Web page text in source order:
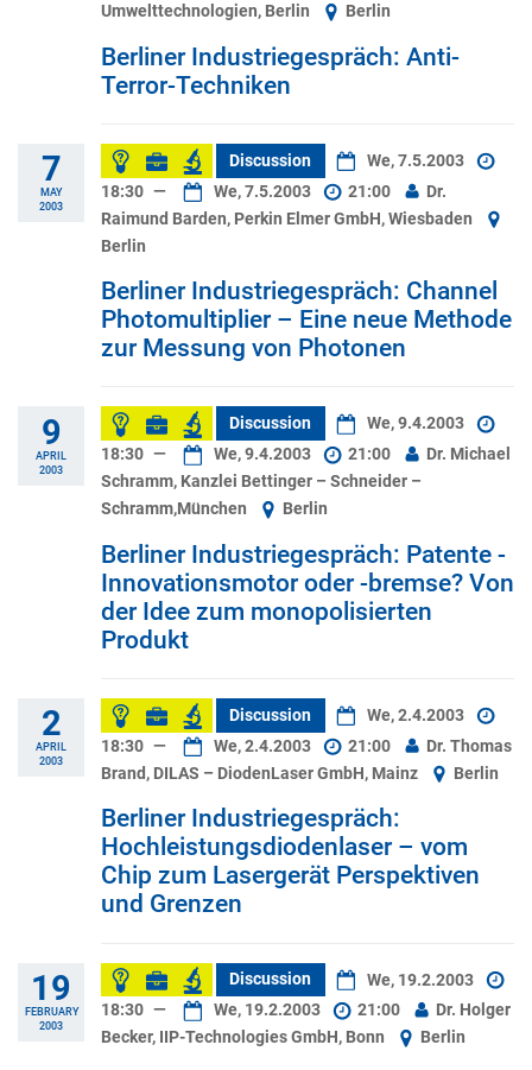
Umwelttechnologien, Berlin
Berlin
Berliner Industriegespräch: Anti-
Terror-Techniken
7
MAY
2003
Discussion
We, 7.5.2003
18:30 — We, 7.5.2003 21:00
Dr.
Raimund Barden, Perkin Elmer GmbH, Wiesbaden
Berlin
Berliner Industriegespräch: Channel
Photomultiplier – Eine neue Methode
zur Messung von Photonen
9
APRIL
2003
Discussion
We, 9.4.2003
18:30 — We, 9.4.2003 21:00
Dr. Michael
Schramm, Kanzlei Bettinger – Schneider –
Schramm,München
Berlin
Berliner Industriegespräch: Patente -
Innovationsmotor oder -bremse? Von
der Idee zum monopolisierten
Produkt
2
APRIL
2003
Discussion
We, 2.4.2003
18:30 — We, 2.4.2003 21:00
Dr. Thomas
Brand, DILAS – DiodenLaser GmbH, Mainz
Berlin
Berliner Industriegespräch:
Hochleistungsdiodenlaser – vom
Chip zum Lasergerät Perspektiven
und Grenzen
19
FEBRUARY
2003
Discussion
We, 19.2.2003
18:30 — We, 19.2.2003 21:00
Dr. Holger
Becker, IIP-Technologies GmbH, Bonn
Berlin